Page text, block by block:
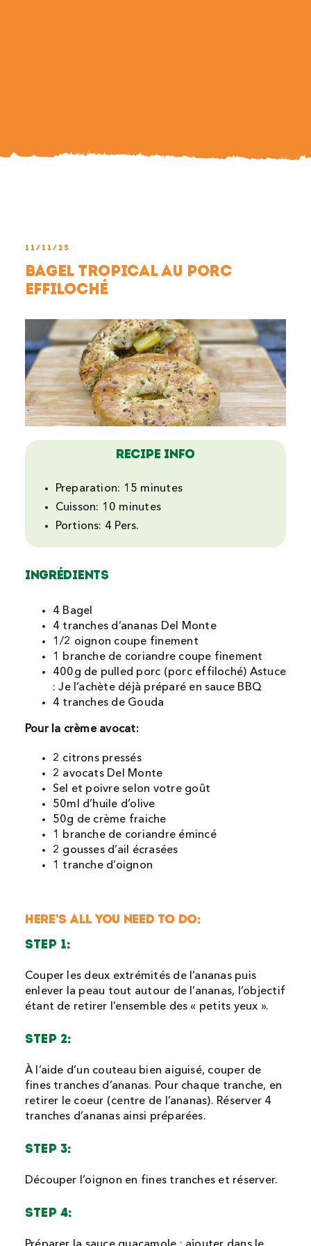
11/11/25
Bagel tropical au porc
effiloché
Recipe Info
Preparation: 15 minutes
Cuisson: 10 minutes
Portions: 4 Pers.
Ingrédients
4 Bagel
4 tranches d’ananas Del Monte
1/2 oignon coupe finement
1 branche de coriandre coupe finement
400g de pulled porc (porc effiloché) Astuce
: Je l’achète déjà préparé en sauce BBQ
4 tranches de Gouda
Pour la crème avocat:
2 citrons pressés
2 avocats Del Monte
Sel et poivre selon votre goût
50ml d’huile d’olive
50g de crème fraiche
1 branche de coriandre émincé
2 gousses d’ail écrasées
1 tranche d’oignon
HERE’S ALL YOU NEED TO DO:
STEP 1:
Couper les deux extrémités de l’ananas puis
enlever la peau tout autour de l’ananas, l’objectif
étant de retirer l’ensemble des « petits yeux ».
STEP 2:
À l’aide d’un couteau bien aiguisé, couper de
fines tranches d’ananas. Pour chaque tranche, en
retirer le coeur (centre de l’ananas). Réserver 4
tranches d’ananas ainsi préparées.
STEP 3:
Découper l’oignon en fines tranches et réserver.
STEP 4: